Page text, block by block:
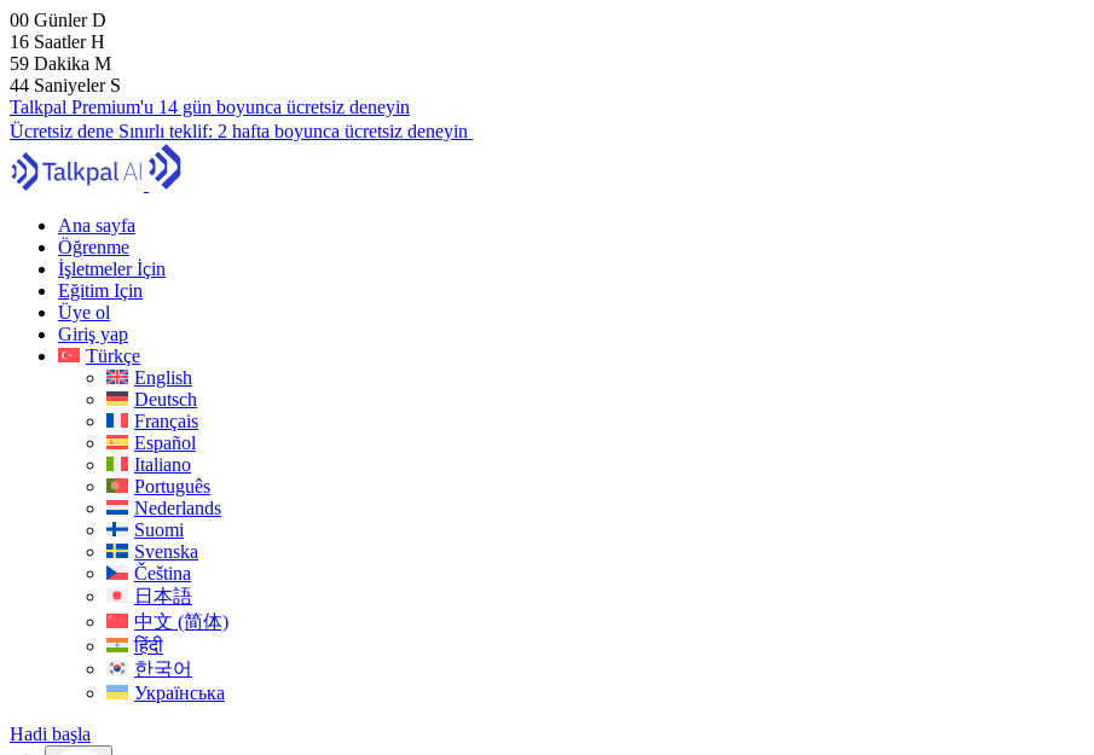
00 GünlerD
16 SaatlerH
59 Dakika M
43 Saniyeler S
Talkpal Premium'u 14 gün boyunca ücretsiz deneyin
Ücretsiz dene Sınırlı teklif: 2 hafta boyunca ücretsiz deneyin
Ana sayfa
Öğrenme
İşletmeler İçin
Eğitim Için
Üye ol
Giriş yap
Türkçe
English
Deutsch
Français
Español
Italiano
Português
Nederlands
Suomi
Svenska
Čeština
日本語
中文 (简体)
हिंदी
한국어
Українська
Hadi başla